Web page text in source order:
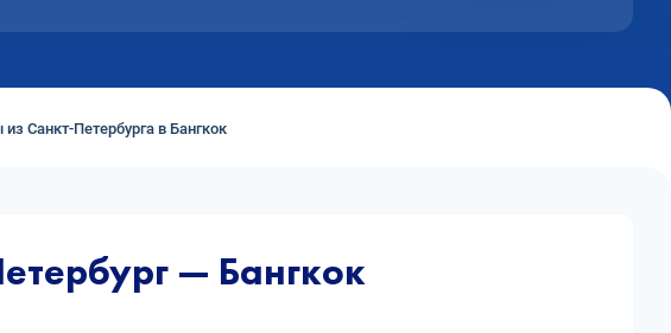
Санкт-Петербурга в Бангкок
— Бангкок